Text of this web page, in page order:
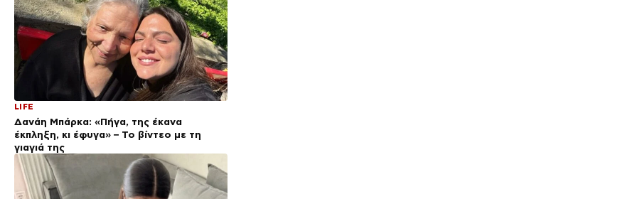
LIFE
Δανάη Μπάρκα: «Πήγα, της έκανα
έκπληξη, κι έφυγα» – Το βίντεο με τη
γιαγιά της